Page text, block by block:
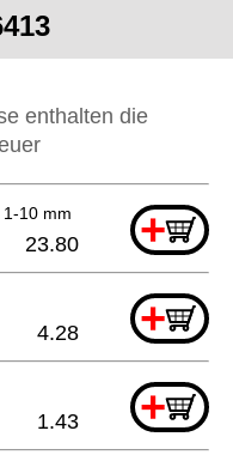
enthalten die
10 mm +
23.80
+
4.28
+
1.43